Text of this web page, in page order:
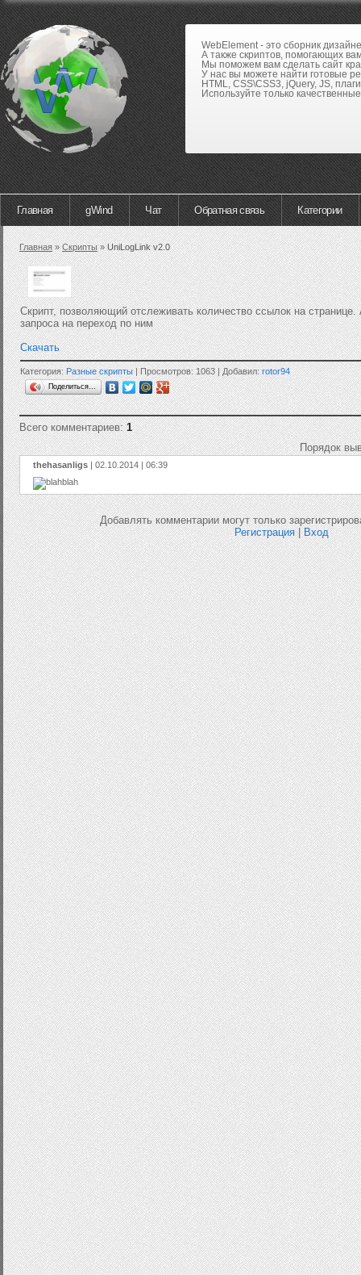
WebElement - это сборник
А также скриптов, помогающих
Мы поможем вам сделать сайт
У нас вы можете найти готовые
HTML, CSS\CSS3, jQuery, JS,
Используйте только
Главная gWind Чат Обратная связь Категории
Главная»Скрипты»UniLogLink v2.0
Скрипт, позволяющий отслеживать количество ссылок на
запроса на переход по ним
Скачать
Категория:Разные скрипты| Просмотров: 1063 | Добавил:rotor94
Поделиться…
Всего комментариев:1
Порядок
thehasanligs | 02.10.2014 | 06:39
Добавлять комментарии могут только
Регистрация|Вход